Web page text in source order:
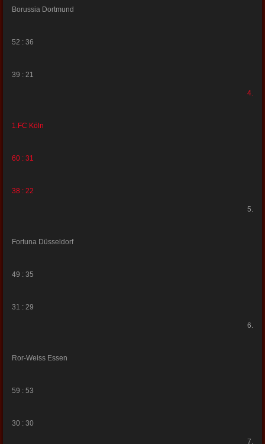
Borussia Dortmund
52 : 36
39 : 21
4.
1.FC Köln
60 : 31
38 : 22
5.
Fortuna Düsseldorf
49 : 35
31 : 29
6.
Ror-Weiss Essen
59 : 53
30 : 30
7.